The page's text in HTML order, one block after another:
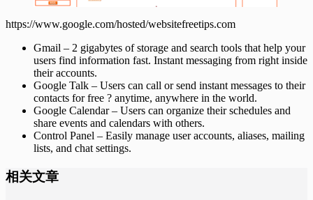
https://www.google.com/hosted/websitefreetips.com
Gmail – 2 gigabytes of storage and search tools that help your
users find information fast. Instant messaging from right inside
their accounts.
Google Talk – Users can call or send instant messages to their
contacts for free ? anytime, anywhere in the world.
Google Calendar – Users can organize their schedules and
share events and calendars with others.
Control Panel – Easily manage user accounts, aliases, mailing
lists, and chat settings.
相关文章